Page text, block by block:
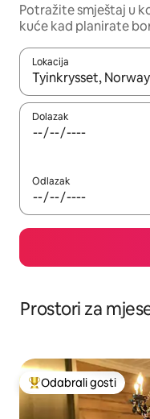
Potražite smještaj u
kuće kad planirate
Lokacija
Kada budu dostupni
Dolazak
Odlazak
Prostori za
Među najviše
Odabrali gosti